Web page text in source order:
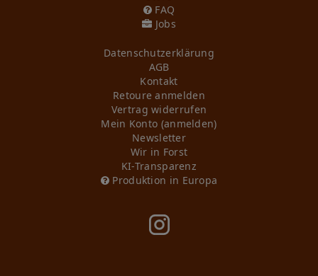
FAQ
Jobs
Daten­schutz­erklärung
AGB
Kontakt
Retoure anmelden
Vertrag widerrufen
Mein Konto (anmelden)
Newsletter
Wir in Forst
KI-Transparenz
Produktion in Europa